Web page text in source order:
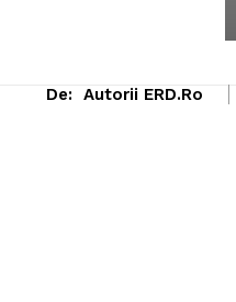
De: Autorii ERD.ro